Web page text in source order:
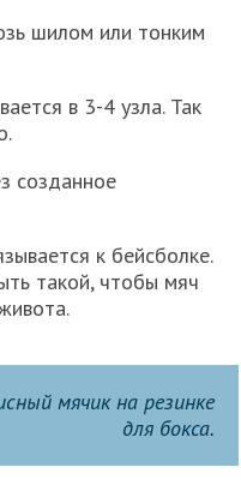
шилом или тонким
в 3-4 узла. Так
созданное
к бейсболке.
такой, чтобы мяч
мячик на резинке
для бокса.